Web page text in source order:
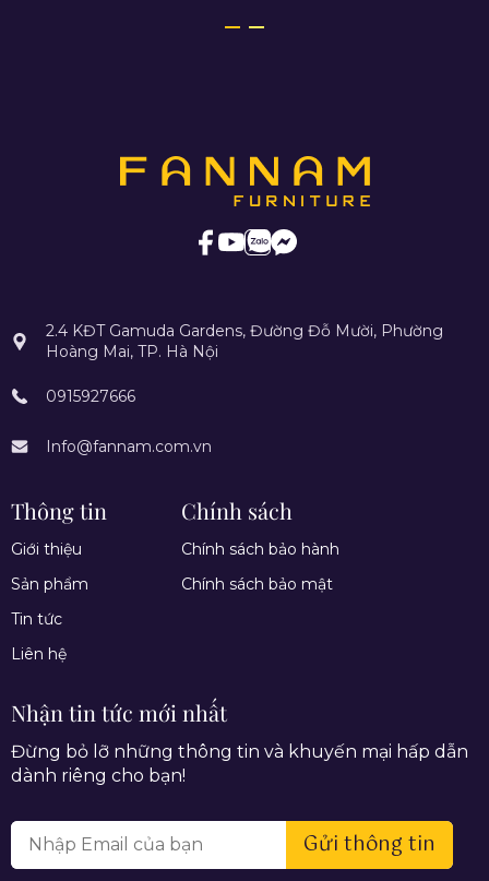
2.4 KĐT Gamuda Gardens, Đường Đỗ Mười, Phường
Hoàng Mai, TP. Hà Nội
0915927666
Info@fannam.com.vn
Thông tin
Giới thiệu
Sản phẩm
Tin tức
Liên hệ
Chính sách
Chính sách bảo hành
Chính sách bảo mật
Nhận tin tức mới nhất
Đừng bỏ lỡ những thông tin và khuyến mại hấp dẫn
dành riêng cho bạn!
Gửi thông tin